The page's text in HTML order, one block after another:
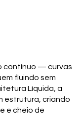
contínuo — curvas
fluindo sem
Líquida, a
estrutura, criando
e cheio de